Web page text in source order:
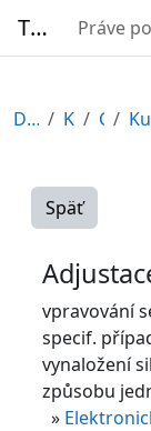
TURBO Práve
Domov Kurzy CDV
Späť
vpravování
specif.
vynaložení
způsobu
»